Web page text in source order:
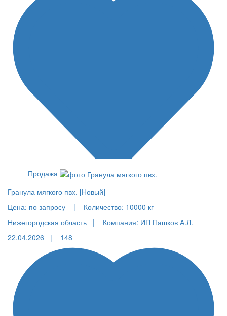
Продажа
Гранула мягкого пвх. [Новый]
Цена: по запросу | Количество: 10000 кг
Нижегородская область |
Компания: ИП Пашков А.Л.
22.04.2026 |
148